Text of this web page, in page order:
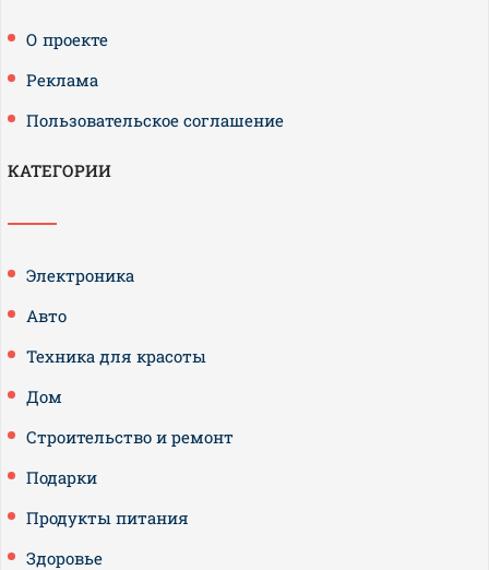
О проекте
Реклама
Пользовательское соглашение
КАТЕГОРИИ
Электроника
Авто
Техника для красоты
Дом
Строительство и ремонт
Подарки
Продукты питания
Здоровье